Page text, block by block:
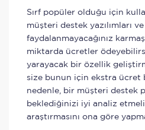
Sırf popüler olduğu için
müşteri destek yazılımları
faydalanmayacağınız
miktarda ücretler
yarayacak bir özellik
size bunun için ekstra ücret
nedenle, bir müşteri destek
beklediğinizi iyi analiz etmeli
araştırmasını ona göre